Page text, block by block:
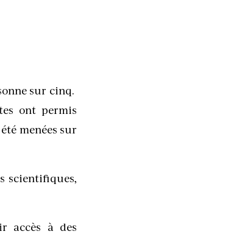
sur cinq.
ont permis
menées sur
scientifiques,
accès à des